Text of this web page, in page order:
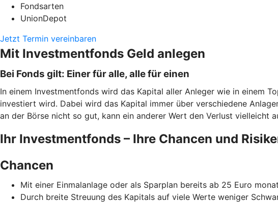
Fondsarten
UnionDepot
Jetzt Termin vereinbaren
Mit Investmentfonds Geld anlegen
Bei Fonds gilt: Einer für alle, alle für einen
In einem Investmentfonds wird das Kapital aller Anleger wie in einem
investiert wird. Dabei wird das Kapital immer über verschiedene
an der Börse nicht so gut, kann ein anderer Wert den Verlust vielleicht
Ihr Investmentfonds – Ihre Chancen und
Chancen
Mit einer Einmalanlage oder als Sparplan bereits ab 25 Euro
Durch breite Streuung des Kapitals auf viele Werte weniger